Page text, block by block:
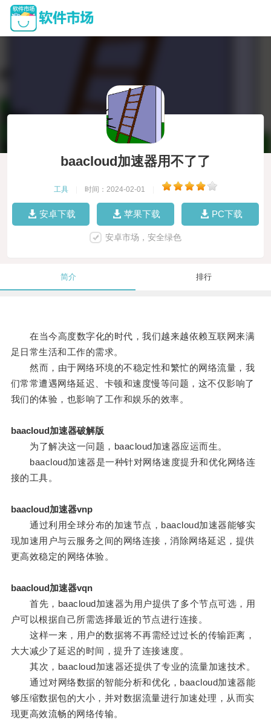
baacloud加速器用不了了
工具 时间：2024-02-01
安卓下载 苹果下载 PC下载
安卓市场，安全绿色
简介 排行
在当今高度数字化的时代，我们越来越依赖互联网来满
足日常生活和工作的需求。
然而，由于网络环境的不稳定性和繁忙的网络流量，我
们常常遭遇网络延迟、卡顿和速度慢等问题，这不仅影响了
我们的体验，也影响了工作和娱乐的效率。
baacloud加速器破解版
为了解决这一问题，baacloud加速器应运而生。
baacloud加速器是一种针对网络速度提升和优化网络连
接的工具。
baacloud加速器vnp
通过利用全球分布的加速节点，baacloud加速器能够实
现加速用户与云服务之间的网络连接，消除网络延迟，提供
更高效稳定的网络体验。
baacloud加速器vqn
首先，baacloud加速器为用户提供了多个节点可选，用
户可以根据自己所需选择最近的节点进行连接。
这样一来，用户的数据将不再需经过过长的传输距离，
大大减少了延迟的时间，提升了连接速度。
其次，baacloud加速器还提供了专业的流量加速技术。
通过对网络数据的智能分析和优化，baacloud加速器能
够压缩数据包的大小，并对数据流量进行加速处理，从而实
现更高效流畅的网络传输。